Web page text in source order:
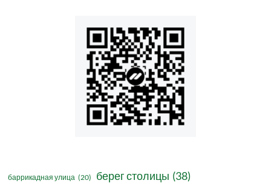
баррикадная улица (20) берег столицы (38)